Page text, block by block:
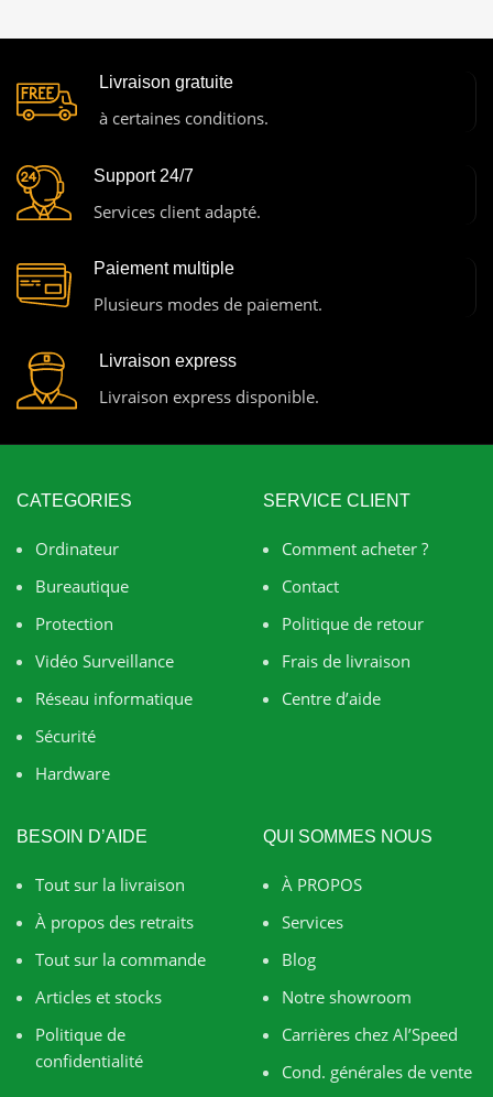
Livraison gratuite
à certaines conditions.
Support 24/7
Services client adapté.
Paiement multiple
Plusieurs modes de paiement.
Livraison express
Livraison express disponible.
CATEGORIES
Ordinateur
Bureautique
Protection
Vidéo Surveillance
Réseau informatique
Sécurité
Hardware
SERVICE CLIENT
Comment acheter ?
Contact
Politique de retour
Frais de livraison
Centre d’aide
BESOIN D’AIDE
Tout sur la livraison
À propos des retraits
Tout sur la commande
Articles et stocks
Politique de
confidentialité
QUI SOMMES NOUS
À PROPOS
Services
Blog
Notre showroom
Carrières chez Al’Speed
Cond. générales de vente